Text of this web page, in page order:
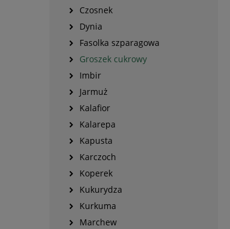
Czosnek
Dynia
Fasolka szparagowa
Groszek cukrowy
Imbir
Jarmuż
Kalafior
Kalarepa
Kapusta
Karczoch
Koperek
Kukurydza
Kurkuma
Marchew